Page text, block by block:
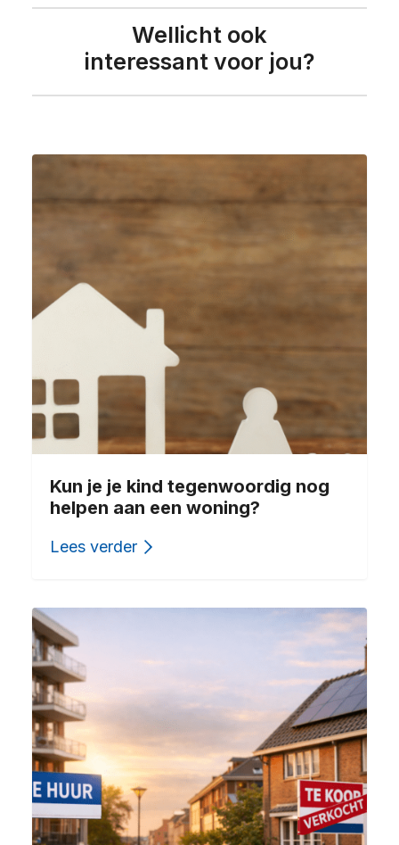
Wellicht ook
interessant voor jou?
Kun je je kind tegenwoordig nog
helpen aan een woning?
Lees verder